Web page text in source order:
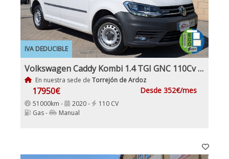
IVA DEDUCIBLE
Volkswagen Caddy Kombi 1.4 TGI GNC 110Cv Etiqueta ECO IVA y garantía Inc Nacional Pocos km
En nuestra sede de Torrejón de Ardoz
17950€ Desde 352€/mes
51000km - 2020 -
110 CV
Gas -
Manual